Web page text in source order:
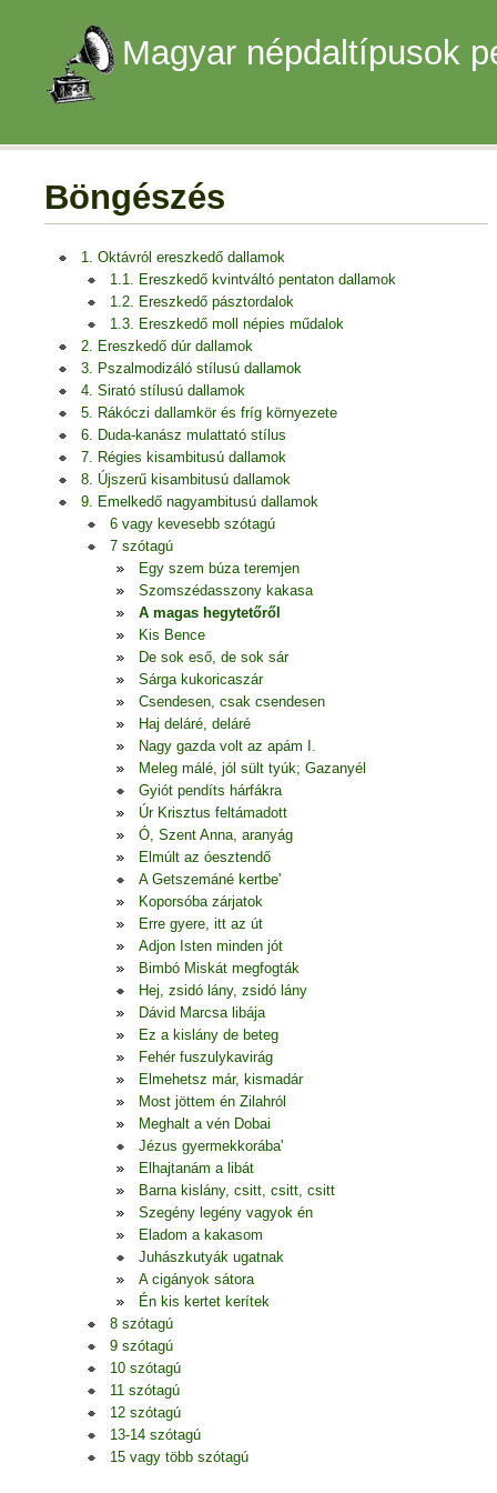
Magyar népdaltípusok
Böngészés
1. Oktávról ereszkedő dallamok
1.1. Ereszkedő kvintváltó pentaton dallamok
1.2. Ereszkedő pásztordalok
1.3. Ereszkedő moll népies műdalok
2. Ereszkedő dúr dallamok
3. Pszalmodizáló stílusú dallamok
4. Sirató stílusú dallamok
5. Rákóczi dallamkör és fríg környezete
6. Duda-kanász mulattató stílus
7. Régies kisambitusú dallamok
8. Újszerű kisambitusú dallamok
9. Emelkedő nagyambitusú dallamok
6 vagy kevesebb szótagú
7 szótagú
Egy szem búza teremjen
Szomszédasszony kakasa
A magas hegytetőről
Kis Bence
De sok eső, de sok sár
Sárga kukoricaszár
Csendesen, csak csendesen
Haj deláré, deláré
Nagy gazda volt az apám I.
Meleg málé, jól sült tyúk; Gazanyél
Gyiót pendíts hárfákra
Úr Krisztus feltámadott
Ó, Szent Anna, aranyág
Elmúlt az óesztendő
A Getszemáné kertbe'
Koporsóba zárjatok
Erre gyere, itt az út
Adjon Isten minden jót
Bimbó Miskát megfogták
Hej, zsidó lány, zsidó lány
Dávid Marcsa libája
Ez a kislány de beteg
Fehér fuszulykavirág
Elmehetsz már, kismadár
Most jöttem én Zilahról
Meghalt a vén Dobai
Jézus gyermekkorába'
Elhajtanám a libát
Barna kislány, csitt, csitt, csitt
Szegény legény vagyok én
Eladom a kakasom
Juhászkutyák ugatnak
A cigányok sátora
Én kis kertet kerítek
8 szótagú
9 szótagú
10 szótagú
11 szótagú
12 szótagú
13-14 szótagú
15 vagy több szótagú